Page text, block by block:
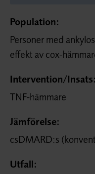
Population:
Personer med
effekt av cox-
Intervention/Insats:
TNF-hämmare
Jämförelse:
csDMARD:s
Utfall: